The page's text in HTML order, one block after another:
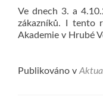
Ve dnech 3. a
zákazníků. I tento
Akademie v Hrubé
Publikováno v